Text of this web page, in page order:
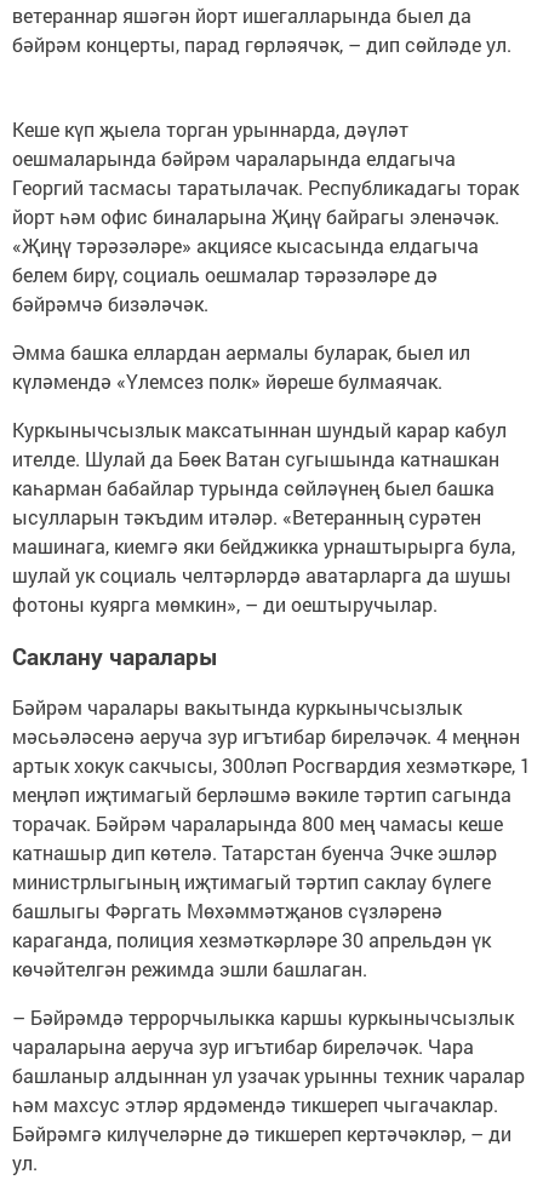
ветераннар яшәгән йорт ишегалларында быел да
бәйрәм концерты, парад гөрләячәк, – дип сөйләде ул.
Кеше күп җыела торган урыннарда, дәүләт
оешмаларында бәйрәм чараларында елдагыча
Георгий тасмасы таратылачак. Республикадагы торак
йорт һәм офис биналарына Җиңү байрагы эленәчәк.
«Җиңү тәрәзәләре» акциясе кысасында елдагыча
белем бирү, социаль оешмалар тәрәзәләре дә
бәйрәмчә бизәләчәк.
Әмма башка еллардан аермалы буларак, быел ил
күләмендә «Үлемсез полк» йөреше булмаячак.
Куркынычсызлык максатыннан шундый карар кабул
ителде. Шулай да Бөек Ватан сугышында катнашкан
каһарман бабайлар турында сөйләүнең быел башка
ысулларын тәкъдим итәләр. «Ветеранның сурәтен
машинага, киемгә яки бейджикка урнаштырырга була,
шулай ук социаль челтәрләрдә аватарларга да шушы
фотоны куярга мөмкин», – ди оештыручылар.
Саклану чаралары
Бәйрәм чаралары вакытында куркынычсызлык
мәсьәләсенә аеруча зур игътибар биреләчәк. 4 меңнән
артык хокук сакчысы, 300ләп Росгвардия хезмәткәре, 1
меңләп иҗтимагый берләшмә вәкиле тәртип сагында
торачак. Бәйрәм чараларында 800 мең чамасы кеше
катнашыр дип көтелә. Татарстан буенча Эчке эшләр
министрлыгының иҗтимагый тәртип саклау бүлеге
башлыгы Фәргать Мөхәммәтҗанов сүзләренә
караганда, полиция хезмәткәрләре 30 апрельдән үк
көчәйтелгән режимда эшли башлаган.
– Бәйрәмдә террорчылыкка каршы куркынычсызлык
чараларына аеруча зур игътибар биреләчәк. Чара
башланыр алдыннан ул узачак урынны техник чаралар
һәм махсус этләр ярдәмендә тикшереп чыгачаклар.
Бәйрәмгә килүчеләрне дә тикшереп кертәчәкләр, – ди
ул.